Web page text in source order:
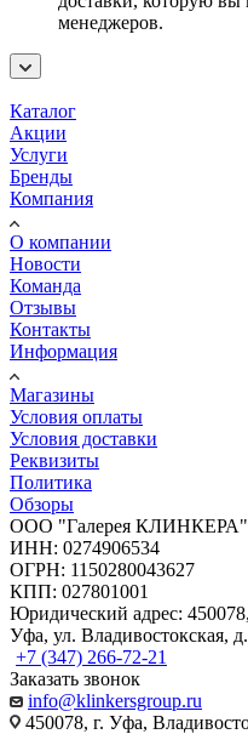
менеджеров.
Каталог
Акции
Услуги
Бренды
Компания
О компании
Новости
Команда
Отзывы
Контакты
Информация
Магазины
Условия оплаты
Условия доставки
Реквизиты
Политика
Обзоры
ООО "Галерея КЛИНКЕРА"
ИНН: 0274906534
ОГРН: 1150280043627
КПП: 027801001
Юридический адрес:
Уфа, ул. Владивостокская,
+7 (347) 266-72-21
Заказать звонок
info@klinkersgroup.ru
450078, г. Уфа,